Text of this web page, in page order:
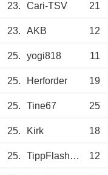
23. Cari-TSV 21
23. AKB 12
25. yogi818 11
25. Herforder 19
25. Tine67 25
25. Kirk 18
25. TippFlash_WS 12